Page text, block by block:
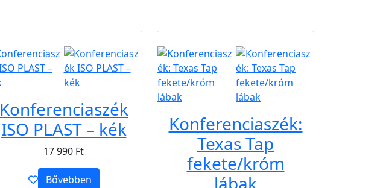
Konferenciaszék
ISO PLAST – kék
17 990 Ft
Bővebben
Konferenciaszék:
Texas Tap
fekete/króm
lábak